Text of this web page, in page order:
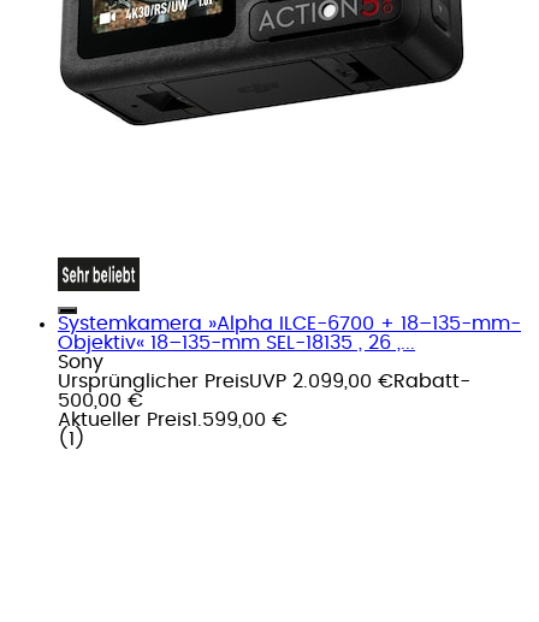
Systemkamera »Alpha ILCE-6700 + 18–135-mm-
Objektiv« 18–135-mm SEL-18135 , 26 ,...
Sony
Ursprünglicher PreisUVP 2.099,00 €Rabatt-
500,00 €
Aktueller Preis1.599,00 €
( 1 )